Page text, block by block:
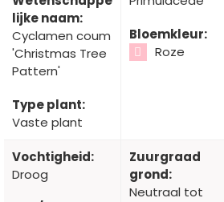
lijke naam:
Cyclamen coum
'Christmas Tree
Pattern'
Type plant:
Vaste plant
Bloemkleur:
Roze
Vochtigheid:
Droog
Zuurgraad
grond:
Neutraal tot